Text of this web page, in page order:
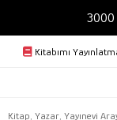
3000
Kitabımı